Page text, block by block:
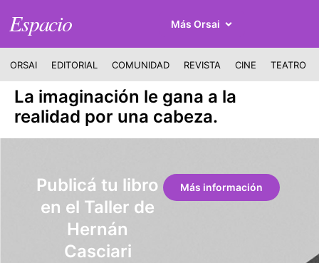
Espacio Más Orsai
ORSAI EDITORIAL COMUNIDAD REVISTA CINE TEATRO
La imaginación le gana a la
realidad por una cabeza.
Publicá tu libro
en el Taller de
Hernán
Casciari
Más información